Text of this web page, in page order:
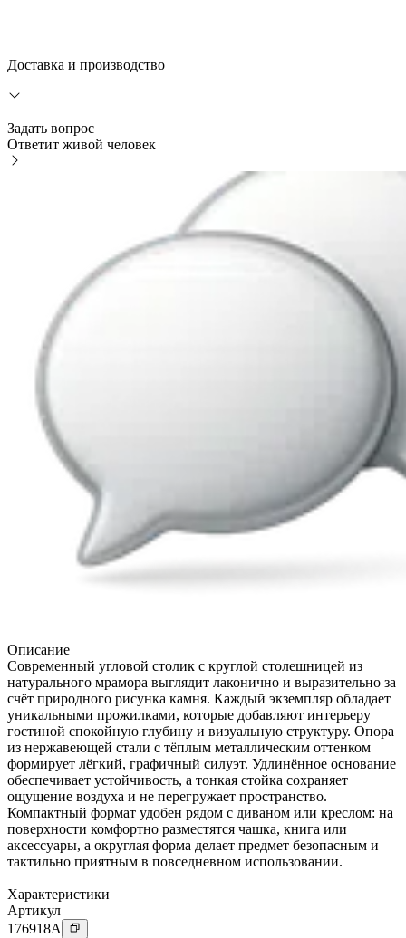
Доставка и производство
Задать вопрос
Ответит живой человек
Описание
Современный угловой столик с круглой столешницей из
натурального мрамора выглядит лаконично и выразительно за
счёт природного рисунка камня. Каждый экземпляр обладает
уникальными прожилками, которые добавляют интерьеру
гостиной спокойную глубину и визуальную структуру. Опора
из нержавеющей стали с тёплым металлическим оттенком
формирует лёгкий, графичный силуэт. Удлинённое основание
обеспечивает устойчивость, а тонкая стойка сохраняет
ощущение воздуха и не перегружает пространство.
Компактный формат удобен рядом с диваном или креслом: на
поверхности комфортно разместятся чашка, книга или
аксессуары, а округлая форма делает предмет безопасным и
тактильно приятным в повседневном использовании.
Характеристики
Артикул
176918A